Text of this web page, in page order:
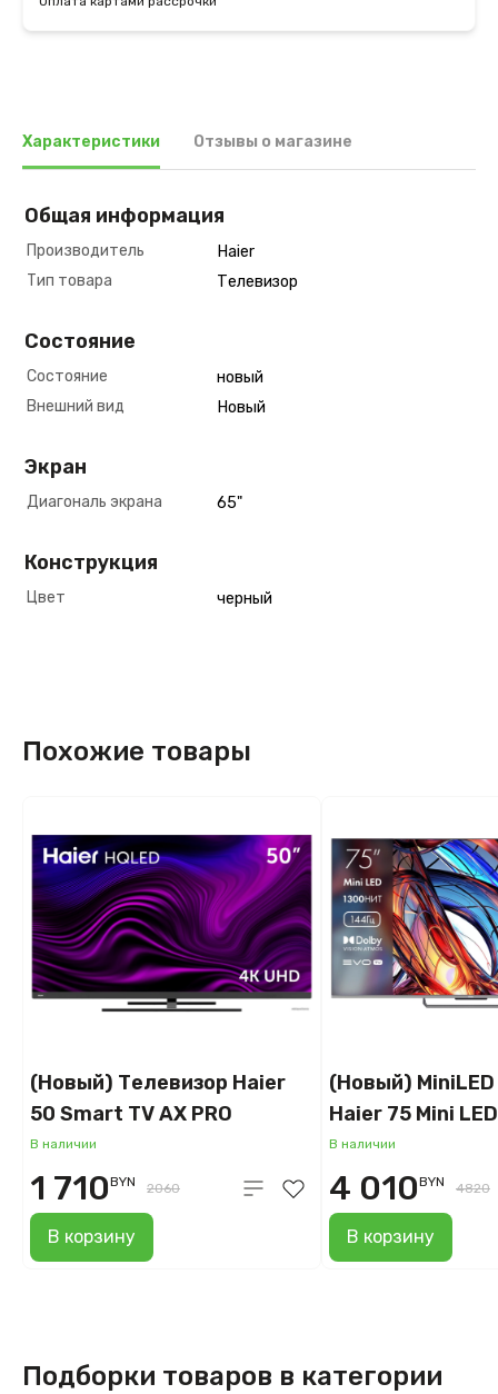
Характеристики Отзывы о магазине
Общая информация
Производитель
Haier
Тип товара
Телевизор
Состояние
Состояние
новый
Внешний вид
Новый
Экран
Диагональ экрана 65"
Конструкция
Цвет черный
Похожие товары
(Новый) Телевизор Haier
50 Smart TV AX PRO
В наличии
В корзину
1 710BYN 2060
(Новый)
Haier 75 Mini LED
В наличии
В корзину
4 010BYN 4820
Подборки товаров в категории